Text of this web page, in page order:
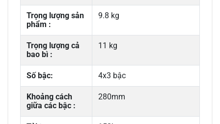
Trọng lượng sản
phẩm :
9.8 kg
Trọng lượng cả
bao bì :
11 kg
Số bậc: 4x3 bậc
Khoảng cách
giữa các bậc :
280mm